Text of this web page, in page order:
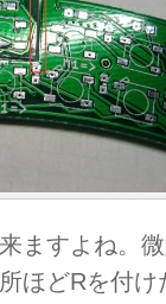
ますよね。
ほどRを付